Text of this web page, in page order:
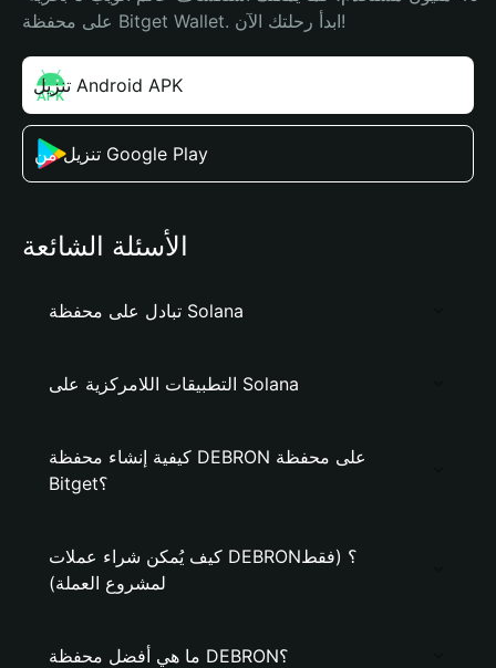
على محفظة Bitget Wallet. ابدأ رحلتك الآن!
تنزيل Android APK
تنزيل من Google Play
الأسئلة الشائعة
تبادل على محفظة Solana
التطبيقات اللامركزية على Solana
كيفية إنشاء محفظة DEBRON على محفظة
Bitget؟
كيف يُمكن شراء عملات DEBRON؟ (فقط
لمشروع العملة)
ما هي أفضل محفظة DEBRON؟